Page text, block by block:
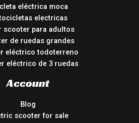
eléctrica moca
electricas
scooter para adultos
de ruedas grandes
eléctrico todoterreno
eléctrico de 3 ruedas
Account
Blog
scooter for sale